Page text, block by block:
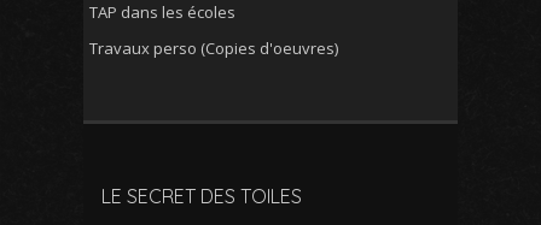
TAP dans les écoles
Travaux perso (Copies d'oeuvres)
LE SECRET DES TOILES